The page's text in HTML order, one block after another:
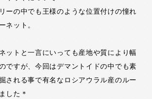
ーの中でも王様のような位置付けの憧れ
ネット。
ットと一言にいっても産地や質により幅
ですが、今回はデマントイドの中でも素
される事で有名なロシアウラル産のルー
した＊